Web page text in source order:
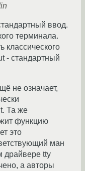
ввод.
терминала.
классического
- стандартный
не означает,
Та же
функцию
это
ман
драйвере tty
а авторы